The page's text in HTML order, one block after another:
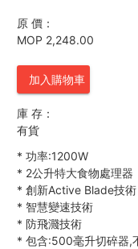
原 價：
MOP 2,248.00
加入購物車
庫 存：
有貨
* 功率:1200W
* 2公升特大食物處理器
* 創新Active Blade技術
* 智慧變速技術
* 防飛濺技術
* 包含:500毫升切碎器,